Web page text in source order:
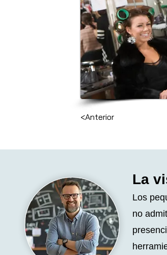
<Anterior
La
Los
no